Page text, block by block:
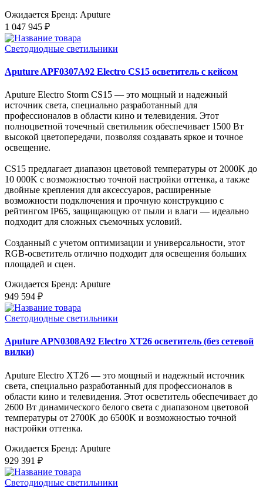
Ожидается Бренд: Aputure
1 047 945 ₽
Светодиодные светильники
Aputure APF0307A92 Electro CS15 осветитель с кейсом
Aputure Electro Storm CS15 — это мощный и надежный
источник света, специально разработанный для
профессионалов в области кино и телевидения. Этот
полноцветной точечный светильник обеспечивает 1500 Вт
высокой цветопередачи, позволяя создавать яркое и точное
освещение.
CS15 предлагает диапазон цветовой температуры от 2000K до
10 000K с возможностью точной настройки оттенка, а также
двойные крепления для аксессуаров, расширенные
возможности подключения и прочную конструкцию с
рейтингом IP65, защищающую от пыли и влаги — идеально
подходит для сложных съемочных условий.
Созданный с учетом оптимизации и универсальности, этот
RGB-осветитель отлично подходит для освещения больших
площадей и сцен.
Ожидается Бренд: Aputure
949 594 ₽
Светодиодные светильники
Aputure APN0308A92 Electro XT26 осветитель (без сетевой
вилки)
Aputure Electro XT26 — это мощный и надежный источник
света, специально разработанный для профессионалов в
области кино и телевидения. Этот осветитель обеспечивает до
2600 Вт динамического белого света с диапазоном цветовой
температуры от 2700K до 6500K и возможностью точной
настройки оттенка.
Ожидается Бренд: Aputure
929 391 ₽
Светодиодные светильники